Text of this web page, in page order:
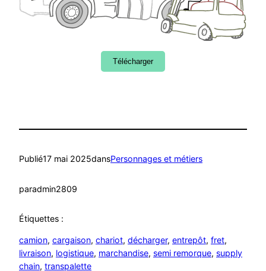
Télécharger
Publié17 mai 2025dansPersonnages et métiers
paradmin2809
Étiquettes :
camion, cargaison, chariot, décharger, entrepôt, fret
livraison, logistique, marchandise, semi remorque, supply
chain, transpalette